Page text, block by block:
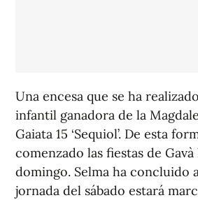
Una encesa que se ha
infantil ganadora de la
Gaiata 15 ‘Sequiol’. De esta
comenzado las fiestas de Gavà
domingo. Selma ha concluido
jornada del sábado estará